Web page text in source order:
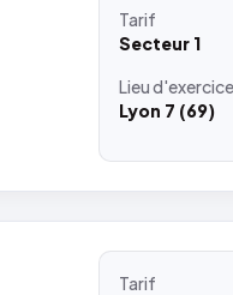
Tarif
Secteur 1
Lieud'exercice
Lyon 7 (69)
Tarif